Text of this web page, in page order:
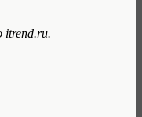
itrend.ru.